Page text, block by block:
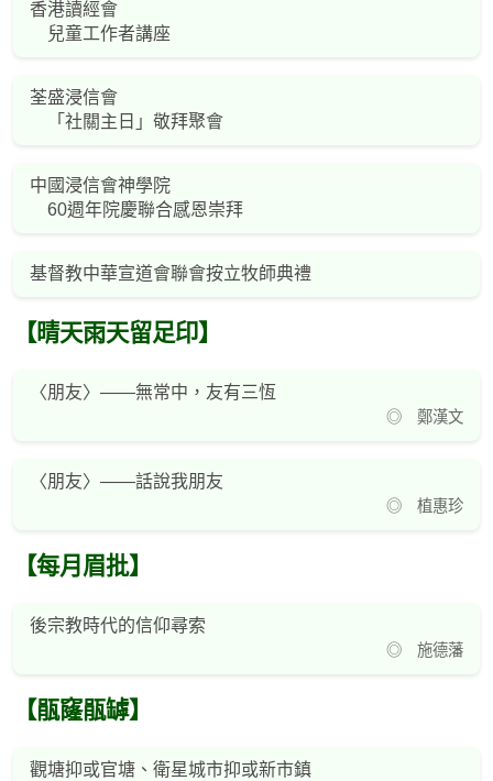
香港讀經會
兒童工作者講座
荃盛浸信會
「社關主日」敬拜聚會
中國浸信會神學院
60週年院慶聯合感恩崇拜
基督教中華宣道會聯會按立牧師典禮
【晴天雨天留足印】
〈朋友〉——無常中，友有三恆
◎ 鄭漢文
〈朋友〉——話說我朋友
◎ 植惠珍
【每月眉批】
後宗教時代的信仰尋索
◎ 施德藩
【瓹窿瓹罅】
觀塘抑或官塘、衛星城市抑或新市鎮